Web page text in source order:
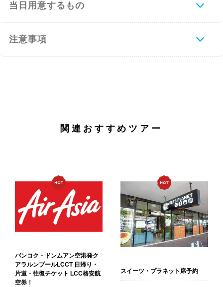
当日用意するもの
注意事項
関連おすすめツアー
バンコク・ドンムアン空港発ク
アラルンプールLCCT 日帰り・
片道・往復チケット LCC格安航
空券！
スイーツ・プラネット席予約